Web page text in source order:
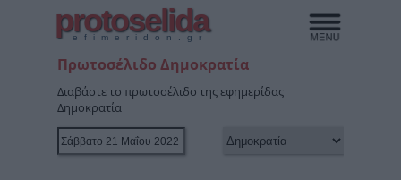
protoselida
efimeridon.gr
Πρωτοσέλιδο Δημοκρατία
Διαβάστε το πρωτοσέλιδο της εφημερίδας
Δημοκρατία